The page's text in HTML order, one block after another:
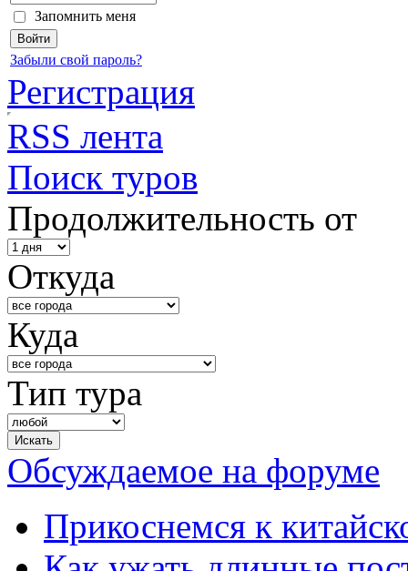
Запомнить меня
Забыли свой пароль?
Регистрация
RSS лента
Поиск туров
Продолжительность от
Откуда
Куда
Тип тура
Обсуждаемое на форуме
Прикоснемся к